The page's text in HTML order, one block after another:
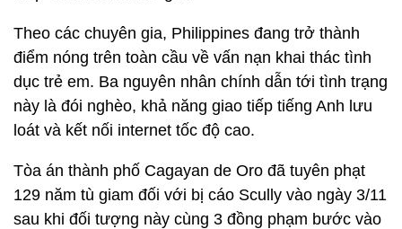
Theo các chuyên gia, Philippines đang trở thành
điểm nóng trên toàn cầu về vấn nạn khai thác tình
dục trẻ em. Ba nguyên nhân chính dẫn tới tình trạng
này là đói nghèo, khả năng giao tiếp tiếng Anh lưu
loát và kết nối internet tốc độ cao.
Tòa án thành phố Cagayan de Oro đã tuyên phạt
129 năm tù giam đối với bị cáo Scully vào ngày 3/11
sau khi đối tượng này cùng 3 đồng phạm bước vào